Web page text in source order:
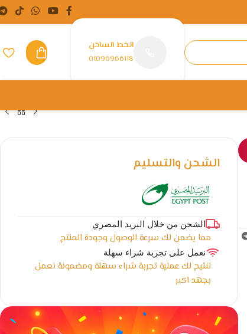
الخط الساخن
01096966118
الشحن والتسليم
الشحن من خلال البريد المصري
مما يضمن لك سرعة الوصول وجودة المنتج
نعمل على تجربة شراء سهلة
لنتيح لك عملية تجربة شراء سهلة ومضمونة نعمل
بجهد اكبر